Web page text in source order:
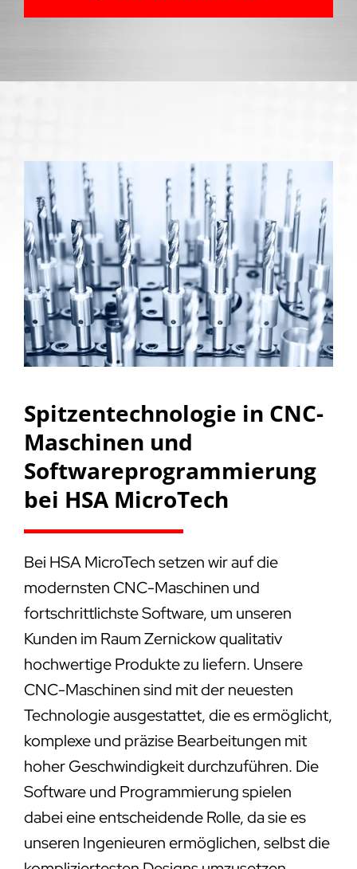
Spitzentechnologie in CNC-
Maschinen und
Softwareprogrammierung
bei HSA MicroTech
Bei HSA MicroTech setzen wir auf die
modernsten CNC-Maschinen und
fortschrittlichste Software, um unseren
Kunden im Raum Zernickow qualitativ
hochwertige Produkte zu liefern. Unsere
CNC-Maschinen sind mit der neuesten
Technologie ausgestattet, die es ermöglicht,
komplexe und präzise Bearbeitungen mit
hoher Geschwindigkeit durchzuführen. Die
Software und Programmierung spielen
dabei eine entscheidende Rolle, da sie es
unseren Ingenieuren ermöglichen, selbst die